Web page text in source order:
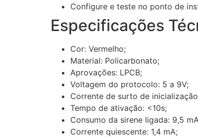
Configure e teste no ponto de
Especificações
Cor: Vermelho;
Material: Policarbonato;
Aprovações: LPCB;
Voltagem do protocolo: 5 a 9V;
Corrente de surto de
Tempo de ativação: <10s;
Consumo da sirene ligada: 9,5 mA
Corrente quiescente: 1,4 mA;